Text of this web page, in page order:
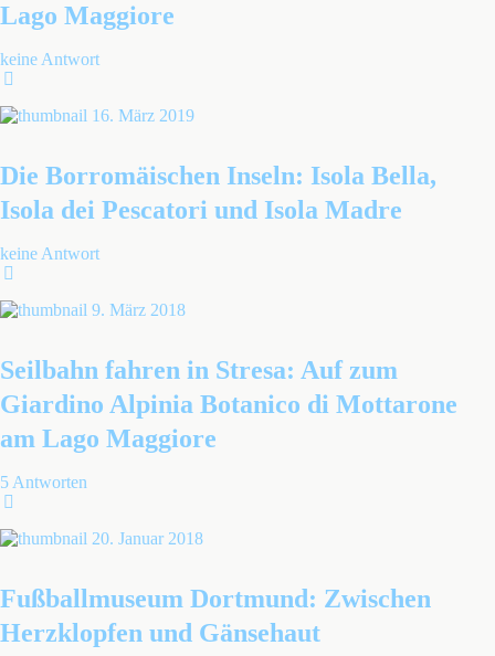
Lago Maggiore
keine Antwort
16. März 2019
Die Borromäischen Inseln: Isola Bella,
Isola dei Pescatori und Isola Madre
keine Antwort
9. März 2018
Seilbahn fahren in Stresa: Auf zum
Giardino Alpinia Botanico di Mottarone
am Lago Maggiore
5 Antworten
20. Januar 2018
Fußballmuseum Dortmund: Zwischen
Herzklopfen und Gänsehaut